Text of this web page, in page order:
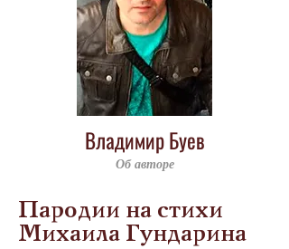
Владимир Буев
Об авторе
Пародии на стихи
Михаила Гундарина